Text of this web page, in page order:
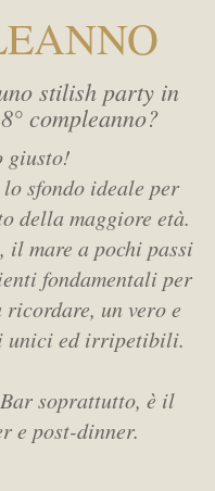
stilish party in
compleanno?
giusto!
sfondo ideale per
della maggiore età.
mare a pochi passi
fondamentali per
ricordare, un vero e
unici ed irripetibili.
soprattutto, è il
e post-dinner.